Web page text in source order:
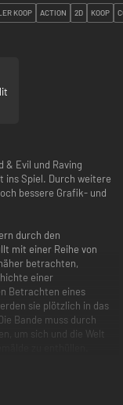
KOOP ACTION 2D KOOP
& Evil und Raving
ins Spiel. Durch weitere
bessere Grafik- und
durch den
mit einer Reihe von
betrachten,
einer
Betrachten eines
sie plötzlich in das
Bande muss durch
um sich und die Welt